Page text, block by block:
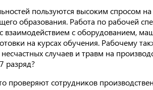
пользуются высоким спросом
образования. Работа по рабочей
взаимодействием с оборудованием,
на курсах обучения. Рабочему
случаев и травм на
разряд?
проверяют сотрудников